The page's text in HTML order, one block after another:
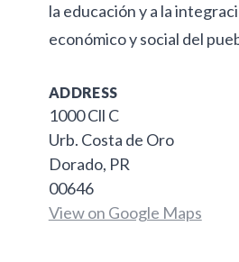
la educación y a la
económico y social del
ADDRESS
1000 Cll C
Urb. Costa de Oro
Dorado, PR
00646
View on Google Maps